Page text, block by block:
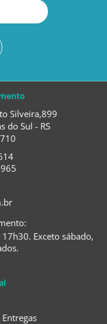
Silveira,899
do Sul - RS
Exceto sábado,